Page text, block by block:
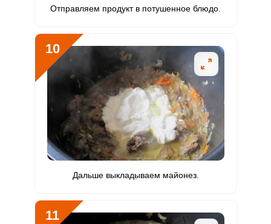
Отправляем продукт в потушенное блюдо.
10
Дальше выкладываем майонез.
11